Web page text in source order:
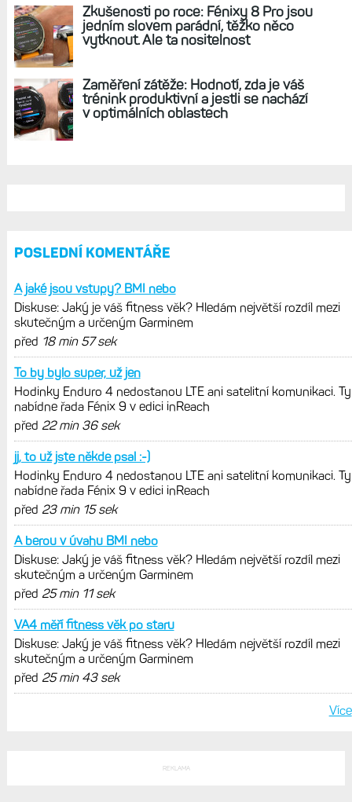
skutečným a určeným Garminem
Hodinky Enduro 4 nedostanou LTE ani
satelitní komunikaci. Ty nabídne řada
Fénix 9 v edici inReach
Live Activity konečně i pro outdoorové
sporty. Mobil už umí zrcadlit data
cyklistiky, běhu i chůze
Zkušenosti po roce: Fénixy 8 Pro jsou
jedním slovem parádní, těžko něco
vytknout. Ale ta nositelnost
Zaměření zátěže: Hodnotí, zda je váš
trénink produktivní a jestli se nachází
v optimálních oblastech